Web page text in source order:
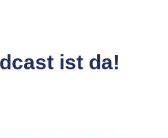
ist da!